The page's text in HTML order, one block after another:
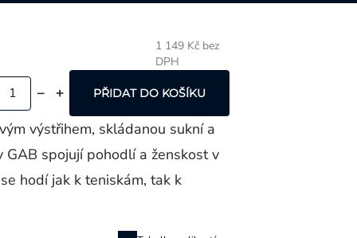
1 149 Kč bez
DPH
PŘIDAT DO KOŠÍKU
výstřihem, skládanou sukní a
GAB spojují pohodlí a ženskost v
hodí jak k teniskám, tak k